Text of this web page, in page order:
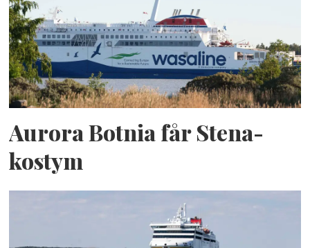
Aurora Botnia får Stena-
kostym